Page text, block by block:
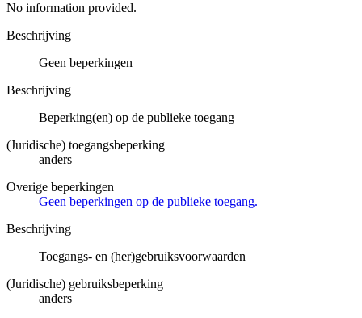
No information provided.
Beschrijving
Geen beperkingen
Beschrijving
Beperking(en) op de publieke toegang
(Juridische) toegangsbeperking
anders
Overige beperkingen
Geen beperkingen op de publieke toegang.
Beschrijving
Toegangs- en (her)gebruiksvoorwaarden
(Juridische) gebruiksbeperking
anders